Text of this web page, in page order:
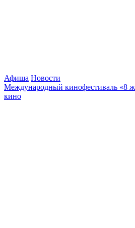
Афиша Новости
Международный кинофестиваль «8
кино